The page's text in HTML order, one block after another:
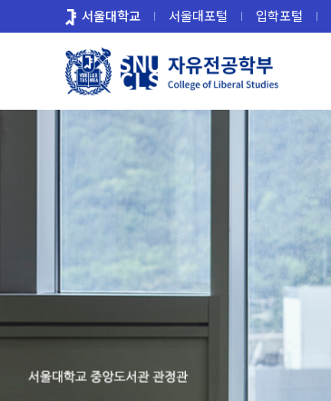
로
서울대학교 서울대포털 입학포털